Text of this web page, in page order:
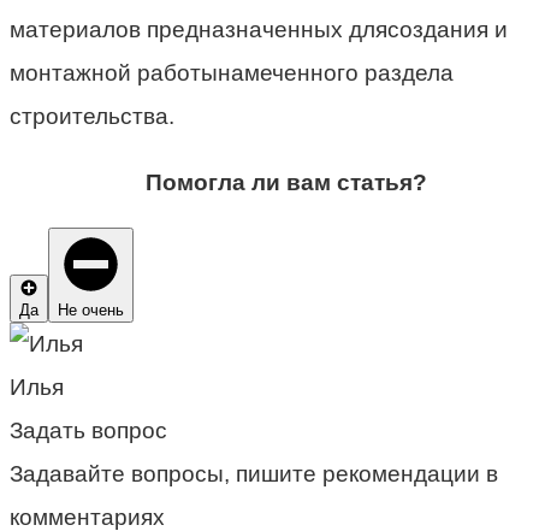
материалов предназначенных длясоздания и
монтажной работынамеченного раздела
строительства.
Помогла ли вам статья?
Да Не очень
Илья
Задать вопрос
Задавайте вопросы, пишите рекомендации в
комментариях